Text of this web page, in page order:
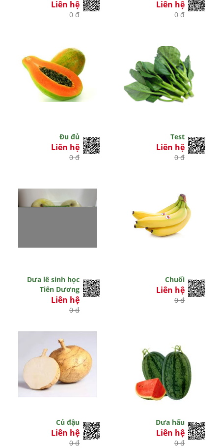
Liên hệ
0 đ
Liên hệ
0 đ
Đu đủ
Liên hệ
0 đ
Test
Liên hệ
0 đ
Dưa lê sinh học
Tiên Dương
Liên hệ
0 đ
Chuối
Liên hệ
0 đ
Củ đậu
Liên hệ
0 đ
Dưa hấu
Liên hệ
0 đ